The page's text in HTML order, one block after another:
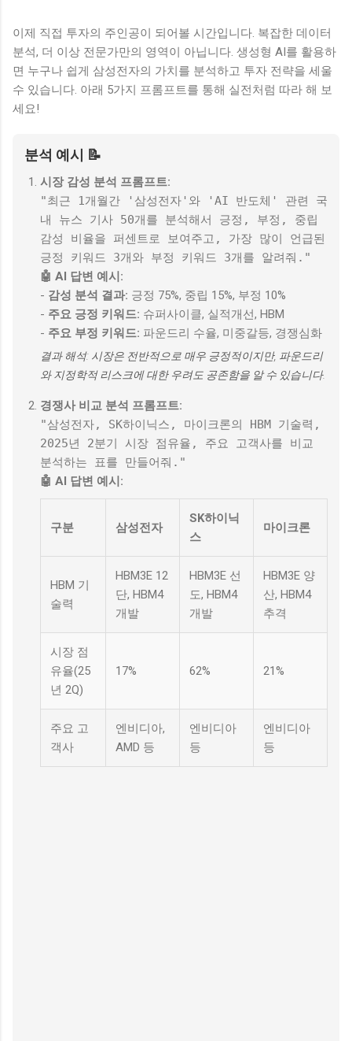
이제 직접 투자의 주인공이 되어볼 시간입니다. 복잡한 데이터
분석, 더 이상 전문가만의 영역이 아닙니다. 생성형 AI를 활용하
면 누구나 쉽게 삼성전자의 가치를 분석하고 투자 전략을 세울
수 있습니다. 아래 5가지 프롬프트를 통해 실전처럼 따라 해 보
세요!
분석 예시 📝
시장 감성 분석 프롬프트:
"최근 1개월간 '삼성전자'와 'AI 반도체' 관련 국
내 뉴스 기사 50개를 분석해서 긍정, 부정, 중립
감성 비율을 퍼센트로 보여주고, 가장 많이 언급된
긍정 키워드 3개와 부정 키워드 3개를 알려줘."
🤖 AI 답변 예시:
- 감성 분석 결과: 긍정 75%, 중립 15%, 부정 10%
- 주요 긍정 키워드: 슈퍼사이클, 실적개선, HBM
- 주요 부정 키워드: 파운드리 수율, 미중갈등, 경쟁심화
결과 해석: 시장은 전반적으로 매우 긍정적이지만, 파운드리
와 지정학적 리스크에 대한 우려도 공존함을 알 수 있습니다.
경쟁사 비교 분석 프롬프트:
"삼성전자, SK하이닉스, 마이크론의 HBM 기술력,
2025년 2분기 시장 점유율, 주요 고객사를 비교
분석하는 표를 만들어줘."
🤖 AI 답변 예시:
구분 삼성전자
SK하이닉
스
마이크론
HBM 기
술력
HBM3E 12
단, HBM4
개발
HBM3E 선
도, HBM4
개발
HBM3E 양
산, HBM4
추격
시장 점
유율(25
년 2Q)
17% 62% 21%
주요 고
객사
엔비디아,
AMD 등
엔비디아
등
엔비디아
등